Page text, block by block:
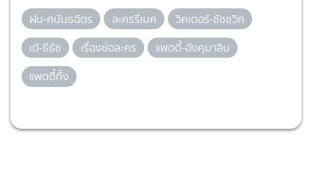
ฝน-ศนันธฉัตร
ละครรีเมค
วิคเตอร์-ชัชชวิศ
เต้-ธีธัช
เรื่องย่อละคร
แพตตี้-อังศุมาลิน
แพตตี้กั้ง